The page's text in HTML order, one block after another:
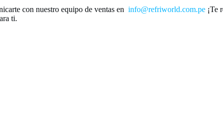
con nuestro equipo de ventas en info@refriworld.com.pe ¡Te
ti.